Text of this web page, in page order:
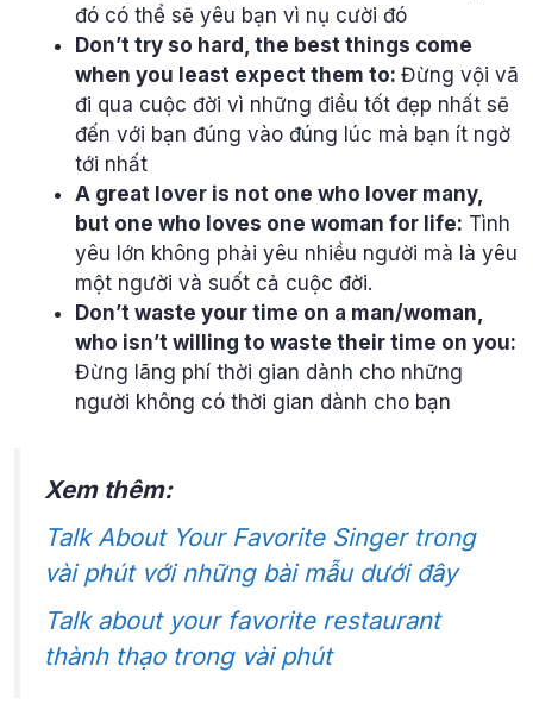
đó có thể sẽ yêu bạn vì nụ cười đó
Don’t try so hard, the best things come
when you least expect them to: Đừng vội vã
đi qua cuộc đời vì những điều tốt đẹp nhất sẽ
đến với bạn đúng vào đúng lúc mà bạn ít ngờ
tới nhất
A great lover is not one who lover many,
but one who loves one woman for life: Tình
yêu lớn không phải yêu nhiều người mà là yêu
một người và suốt cả cuộc đời.
Don’t waste your time on a man/woman,
who isn’t willing to waste their time on you:
Đừng lãng phí thời gian dành cho những
người không có thời gian dành cho bạn
Xem thêm:
Talk About Your Favorite Singer trong
vài phút với những bài mẫu dưới đây
Talk about your favorite restaurant
thành thạo trong vài phút